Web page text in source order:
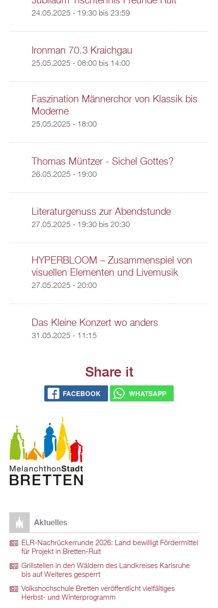
24.05.2025 - 19:30bis 23:59
Ironman 70.3 Kraichgau
25.05.2025 - 08:00bis 14:00
Faszination Männerchor von Klassik bis
Moderne
25.05.2025 - 18:00
Thomas Müntzer - Sichel Gottes?
26.05.2025 - 19:00
Literaturgenuss zur Abendstunde
27.05.2025 - 19:30bis 20:30
HYPERBLOOM – Zusammenspiel von
visuellen Elementen und Livemusik
27.05.2025 - 20:00
Das Kleine Konzert wo anders
31.05.2025 - 11:15
Share it
FACEBOOK WHATSAPP
Aktuelles
ELR-Nachrückerrunde 2026: Land bewilligt Fördermittel
für Projekt in Bretten-Ruit
Grillstellen in den Wäldern des Landkreises Karlsruhe
bis auf Weiteres gesperrt
Volkshochschule Bretten veröffentlicht vielfältiges
Herbst- und Winterprogramm